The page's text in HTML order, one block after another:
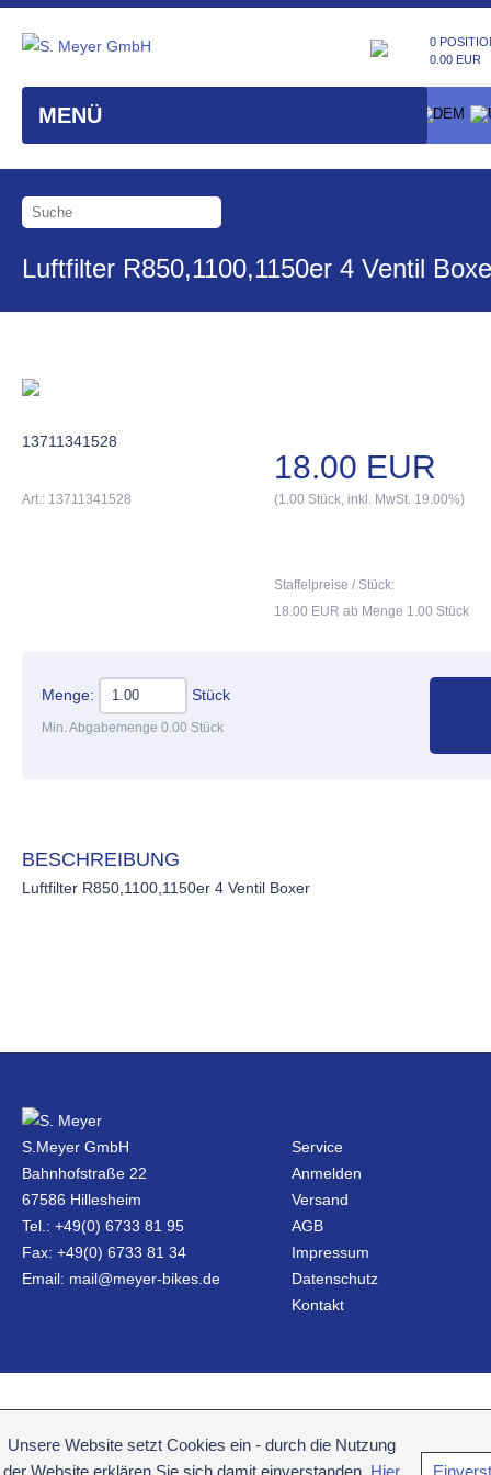
MENÜ
0
0.00 EUR
Luftfilter R850,1100,1150er 4 Ventil
13711341528
18.00 EUR
Art.: 13711341528 (1.00 Stück, inkl. MwSt. 19.00%)
Staffelpreise / Stück:
18.00 EUR ab Menge 1.00 Stück
Menge: Stück
Min. Abgabemenge 0.00 Stück
BESCHREIBUNG
Luftfilter R850,1100,1150er 4 Ventil Boxer
S.Meyer GmbH
Bahnhofstraße 22
67586 Hillesheim
Tel.: +49(0) 6733 81 95
Fax: +49(0) 6733 81 34
Email: mail@meyer-bikes.de
Service
Anmelden
Versand
AGB
Impressum
Datenschutz
Kontakt
Unsere Website setzt Cookies ein - durch die Nutzung
der Website erklären Sie sich damit einverstanden. Hier